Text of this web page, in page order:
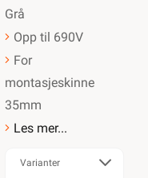
Grå
Opp til 690V
For
montasjeskinne
35mm
Les mer...
Varianter